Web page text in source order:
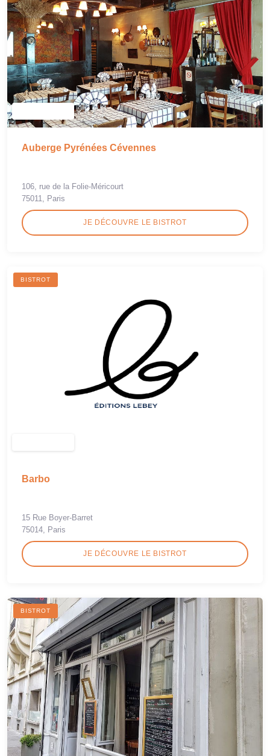
Auberge Pyrénées Cévennes
106, rue de la Folie-Méricourt
75011, Paris
JE DÉCOUVRE LE BISTROT
BISTROT
Barbo
15 Rue Boyer-Barret
75014, Paris
JE DÉCOUVRE LE BISTROT
BISTROT